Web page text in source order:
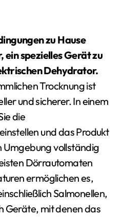
zu Hause
ein spezielles Gerät zu
Dehydrator.
Trocknung ist
und sicherer. In einem
die
und das Produkt
Umgebung vollständig
Dörrautomaten
ermöglichen es,
Salmonellen,
Geräte, mit denen das